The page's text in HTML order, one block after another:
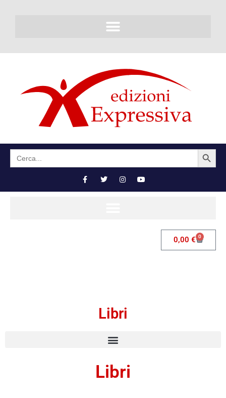
Search
for:
SEARCH BUTTON
0,00 € 0
Libri
Libri